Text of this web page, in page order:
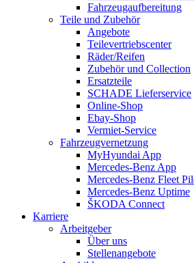
Fahrzeugaufbereitung
Teile und Zubehör
Angebote
Teilevertriebscenter
Räder/Reifen
Zubehör und Collection
Ersatzteile
SCHADE Lieferservice
Online-Shop
Ebay-Shop
Vermiet-Service
Fahrzeugvernetzung
MyHyundai App
Mercedes-Benz App
Mercedes-Benz Fleet
Mercedes-Benz Uptime
ŠKODA Connect
Karriere
Arbeitgeber
Über uns
Stellenangebote